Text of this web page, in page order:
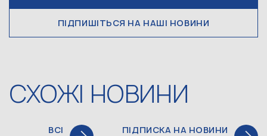
ПІДПИШІТЬСЯ НА НАШІ НОВИНИ
СХОЖІ НОВИНИ
ВСІ
ПІДПИСКА НА НОВИНИ